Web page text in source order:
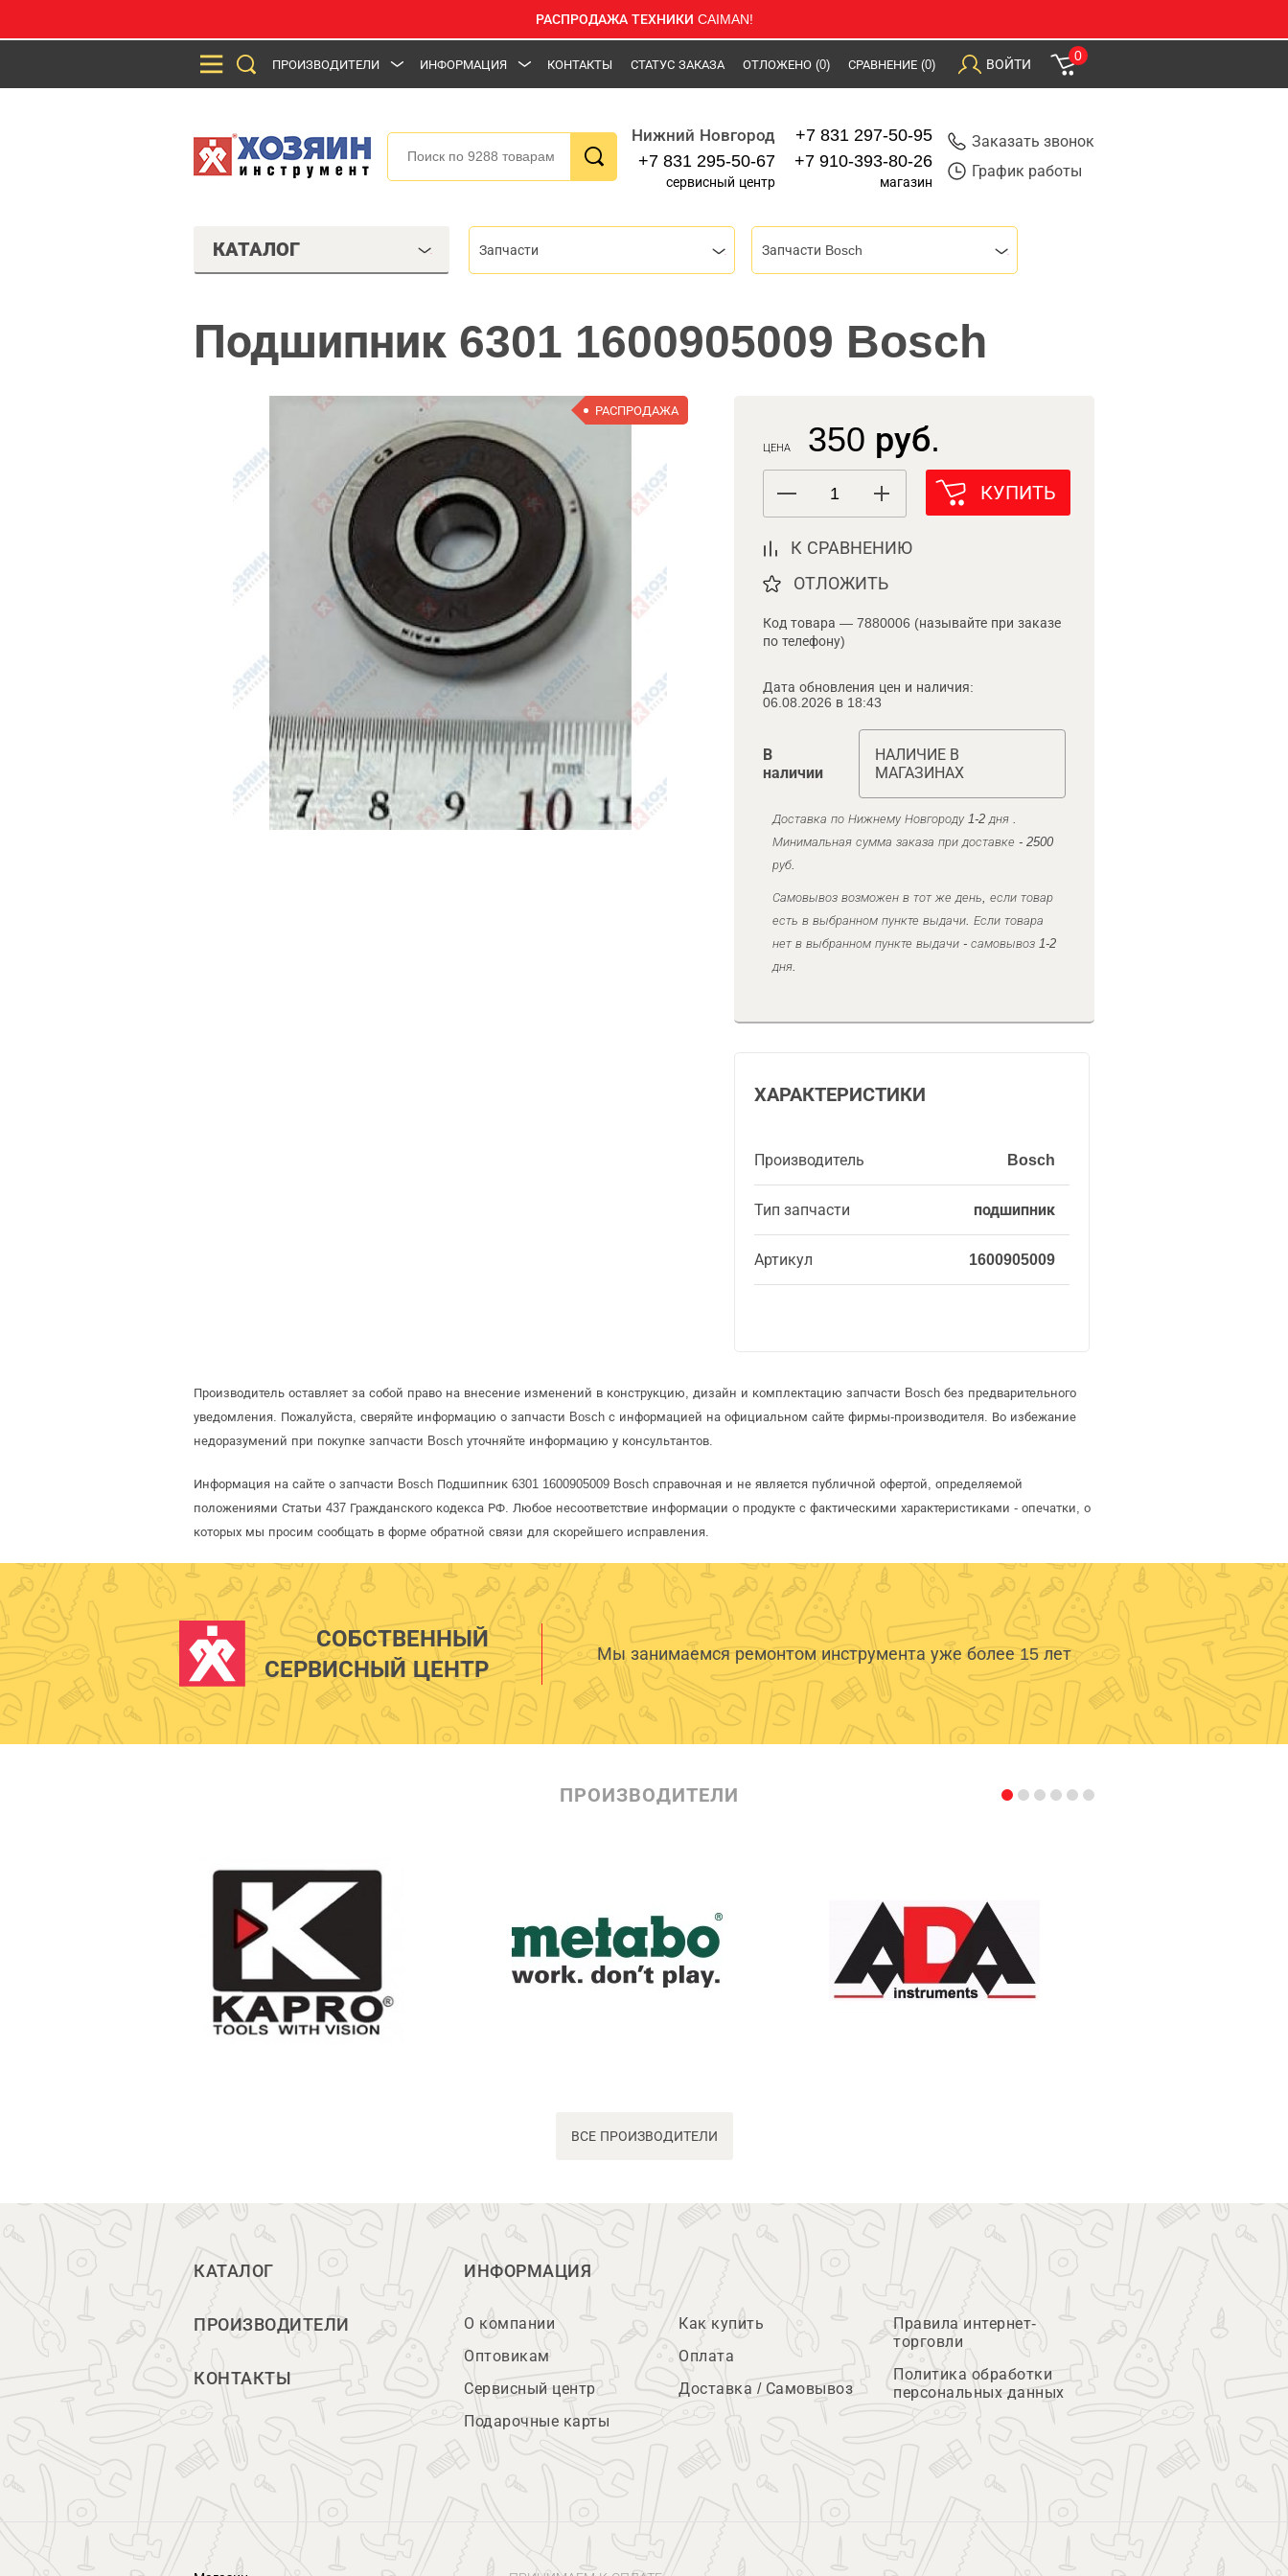
РАСПРОДАЖА ТЕХНИКИ CAIMAN!
ПРОИЗВОДИТЕЛИ ИНФОРМАЦИЯ КОНТАКТЫ СТАТУС ЗАКАЗА ОТЛОЖЕНО (0) СРАВНЕНИЕ (0) ВОЙТИ
0
Нижний Новгород
+7 831 295-50-67
сервисный центр
+7 831 297-50-95
+7 910-393-80-26
магазин
Заказать звонок
График работы
КАТАЛОГ Запчасти Запчасти Bosch
Подшипник 6301 1600905009 Bosch
РАСПРОДАЖА
ЦЕНА 350 руб.
КУПИТЬ
К СРАВНЕНИЮ
ОТЛОЖИТЬ
Код товара — 7880006 (называйте при заказе
по телефону)
Дата обновления цен и наличия:
06.08.2026 в 18:43
В
наличии
НАЛИЧИЕ В
МАГАЗИНАХ
Доставка по Нижнему Новгороду 1-2 дня .
Минимальная сумма заказа при доставке - 2500
руб.
Самовывоз возможен в тот же день, если товар
есть в выбранном пункте выдачи. Если товара
нет в выбранном пункте выдачи - самовывоз 1-2
дня.
ХАРАКТЕРИСТИКИ
Производитель Bosch
Тип запчасти подшипник
Артикул 1600905009
Производитель оставляет за собой право на внесение изменений в конструкцию, дизайн и комплектацию запчасти Bosch без предварительного
уведомления. Пожалуйста, сверяйте информацию о запчасти Bosch с информацией на официальном сайте фирмы-производителя. Во избежание
недоразумений при покупке запчасти Bosch уточняйте информацию у консультантов.
Информация на сайте о запчасти Bosch Подшипник 6301 1600905009 Bosch справочная и не является публичной офертой, определяемой
положениями Статьи 437 Гражданского кодекса РФ. Любое несоответствие информации о продукте с фактическими характеристиками - опечатки, о
которых мы просим сообщать в форме обратной связи для скорейшего исправления.
СОБСТВЕННЫЙ
СЕРВИСНЫЙ ЦЕНТР
Мы занимаемся ремонтом инструмента уже более 15 лет
ПРОИЗВОДИТЕЛИ
ВСЕ ПРОИЗВОДИТЕЛИ
КАТАЛОГ
ПРОИЗВОДИТЕЛИ
КОНТАКТЫ
ИНФОРМАЦИЯ
О компании
Оптовикам
Сервисный центр
Подарочные карты
Как купить
Оплата
Доставка / Самовывоз
Правила интернет-
торговли
Политика обработки
персональных данных